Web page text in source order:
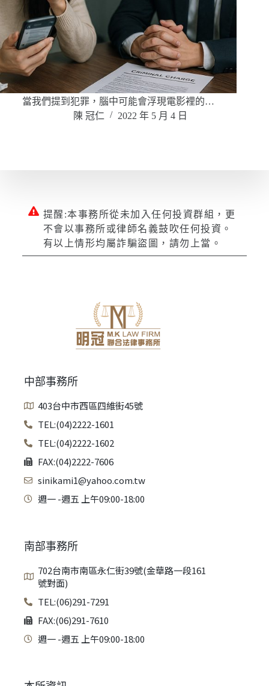
當我們提到犯罪，腦中可能會浮現電影裡的…
陳 冠仁
2022 年 5 月 4 日
提醒:本事務所從未加入任何投資群組，更
不會以事務所或律師名義鼓吹任何投資。
有以上情形均屬詐騙盜圖，請勿上當。
中部事務所
403台中市西區四維街45號
TEL:(04)2222-1601
TEL:(04)2222-1602
FAX:(04)2222-7606
sinikami1@yahoo.com.tw
週一 -週五 上午09:00-18:00
南部事務所
702台南市南區永仁街39號(金華路一段161
號對面)
TEL:(06)291-7291
FAX:(06)291-7610
週一 -週五 上午09:00-18:00